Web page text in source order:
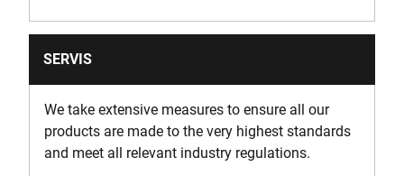
Šírka produktu [mm]
235
Napätie [V]
18
SERVIS
We take extensive measures to ensure all our
products are made to the very highest standards
and meet all relevant industry regulations.